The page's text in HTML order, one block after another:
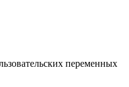
переменных